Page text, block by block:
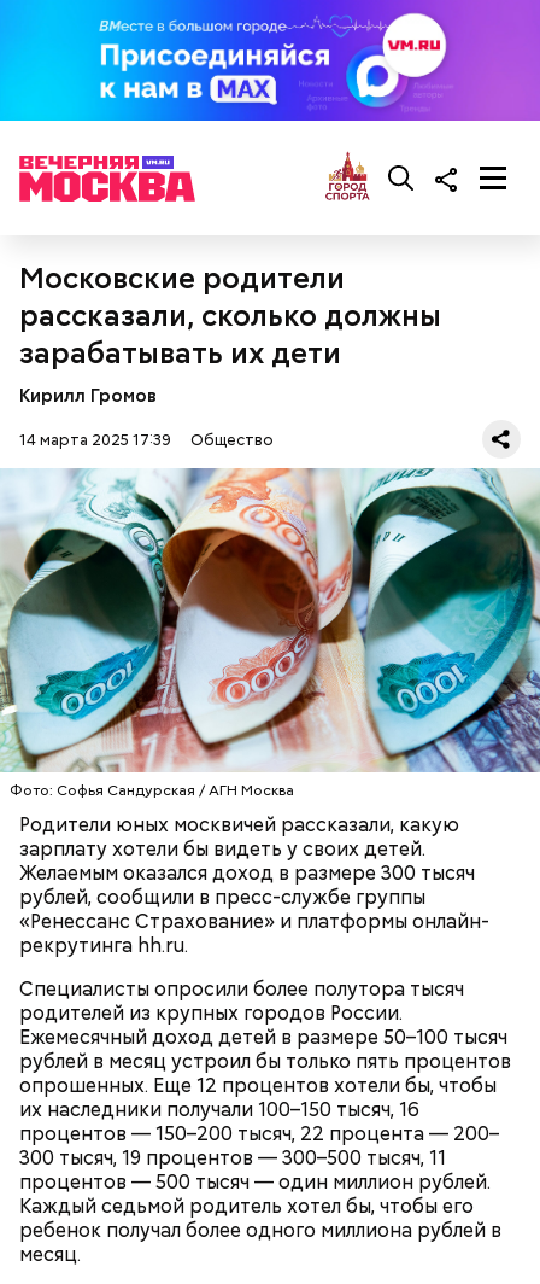
Московские родители
рассказали, сколько должны
зарабатывать их дети
Кирилл Громов
14 марта 2025 17:39 Общество
Фото: Софья Сандурская / АГН Москва
Родители юных москвичей рассказали, какую
зарплату хотели бы видеть у своих детей.
Желаемым оказался доход в размере 300 тысяч
рублей, сообщили в пресс-службе группы
«Ренессанс Страхование» и платформы онлайн-
рекрутинга hh.ru.
Специалисты опросили более полутора тысяч
родителей из крупных городов России.
Ежемесячный доход детей в размере 50–100 тысяч
рублей в месяц устроил бы только пять процентов
опрошенных. Еще 12 процентов хотели бы, чтобы
их наследники получали 100–150 тысяч, 16
процентов — 150–200 тысяч, 22 процента — 200–
300 тысяч, 19 процентов — 300–500 тысяч, 11
процентов — 500 тысяч — один миллион рублей.
Каждый седьмой родитель хотел бы, чтобы его
ребенок получал более одного миллиона рублей в
месяц.
с сахарным диабетом;
лишним весом.
— В дыне содержится много сахара, который
представлен фруктозой. С одной стороны — это
хорошо, потому что дает энергию. Но важно
помнить, что сладкими дынями не нужно сильно
увлекаться, так же как и арбузами, людям с
сахарным диабетом и лишним весом, —
подчеркнула доктор.
продукты и напитки, которые
выводят токсины из организма
рака: чем полезен кресс-салат